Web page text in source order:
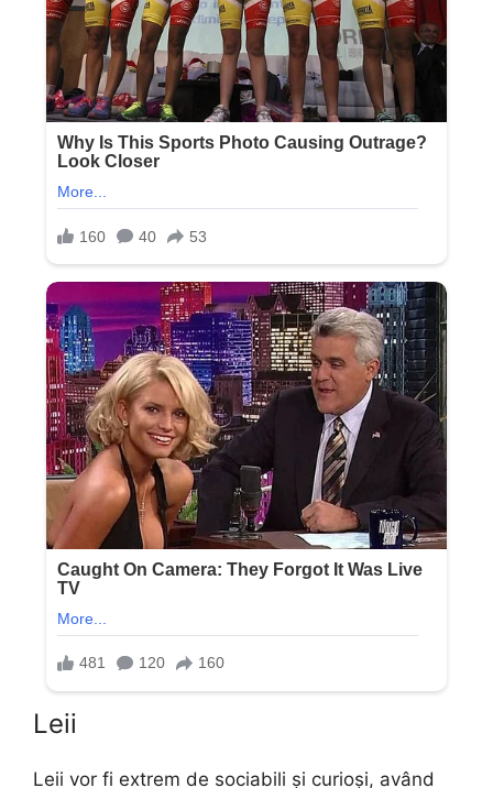
Leii
Leii vor fi extrem de sociabili și curioși, având